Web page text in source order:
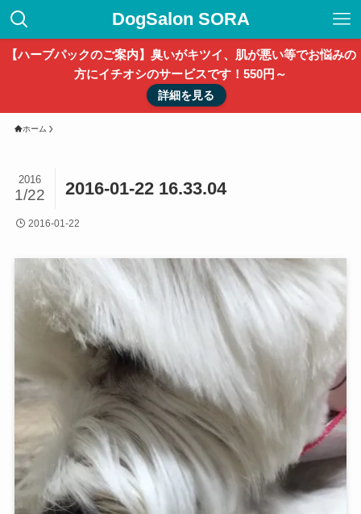
DogSalon SORA
【ハーブパックのご案内】臭いがキツイ、肌が悪い等でお悩みの
方にイチオシのサービスです！550円～
詳細を見る
ホーム
2016-01-22 16.33.04
2016
1/22
2016-01-22